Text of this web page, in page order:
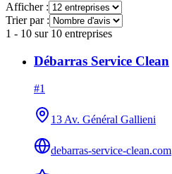
Afficher :
Trier par :
1 - 10 sur 10 entreprises
Débarras Service Clean
#1
13 Av. Général Gallieni
debarras-service-clean.com